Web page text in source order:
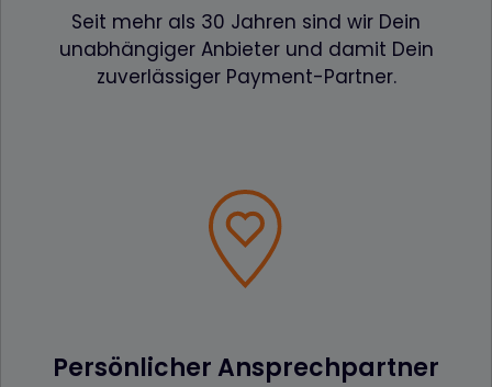
Seit mehr als 30 Jahren sind wir Dein
unabhängiger Anbieter und damit Dein
zuverlässiger Payment-Partner.
Persönlicher Ansprechpartner